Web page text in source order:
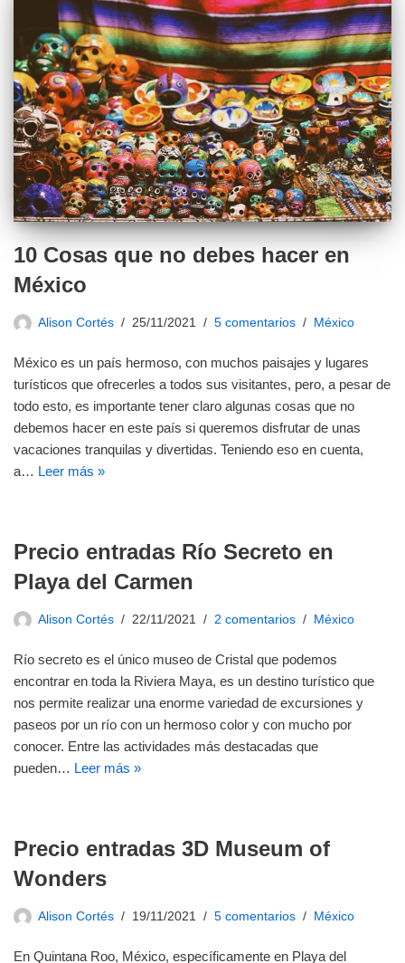
10 Cosas que no debes hacer en
México
Alison Cortés 25/11/2021 5 comentarios México
México es un país hermoso, con muchos paisajes y lugares
turísticos que ofrecerles a todos sus visitantes, pero, a pesar de
todo esto, es importante tener claro algunas cosas que no
debemos hacer en este país si queremos disfrutar de unas
vacaciones tranquilas y divertidas. Teniendo eso en cuenta,
a… Leer más »
Precio entradas Río Secreto en
Playa del Carmen
Alison Cortés 22/11/2021 2 comentarios México
Río secreto es el único museo de Cristal que podemos
encontrar en toda la Riviera Maya, es un destino turístico que
nos permite realizar una enorme variedad de excursiones y
paseos por un río con un hermoso color y con mucho por
conocer. Entre las actividades más destacadas que
pueden… Leer más »
Precio entradas 3D Museum of
Wonders
Alison Cortés 19/11/2021 5 comentarios México
En Quintana Roo, México, específicamente en Playa del